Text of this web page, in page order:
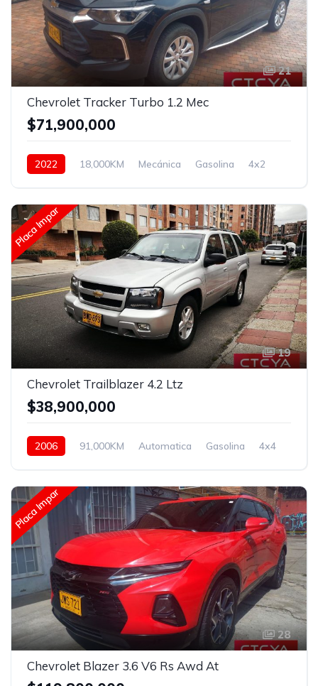
21
Chevrolet Tracker Turbo 1.2 Mec
$71,900,000
2022 18,000KM Mecánica Gasolina 4x2
Placa Impar
19
Chevrolet Trailblazer 4.2 Ltz
$38,900,000
2006 91,000KM Automatica Gasolina 4x4
Placa Impar
28
Chevrolet Blazer 3.6 V6 Rs Awd At